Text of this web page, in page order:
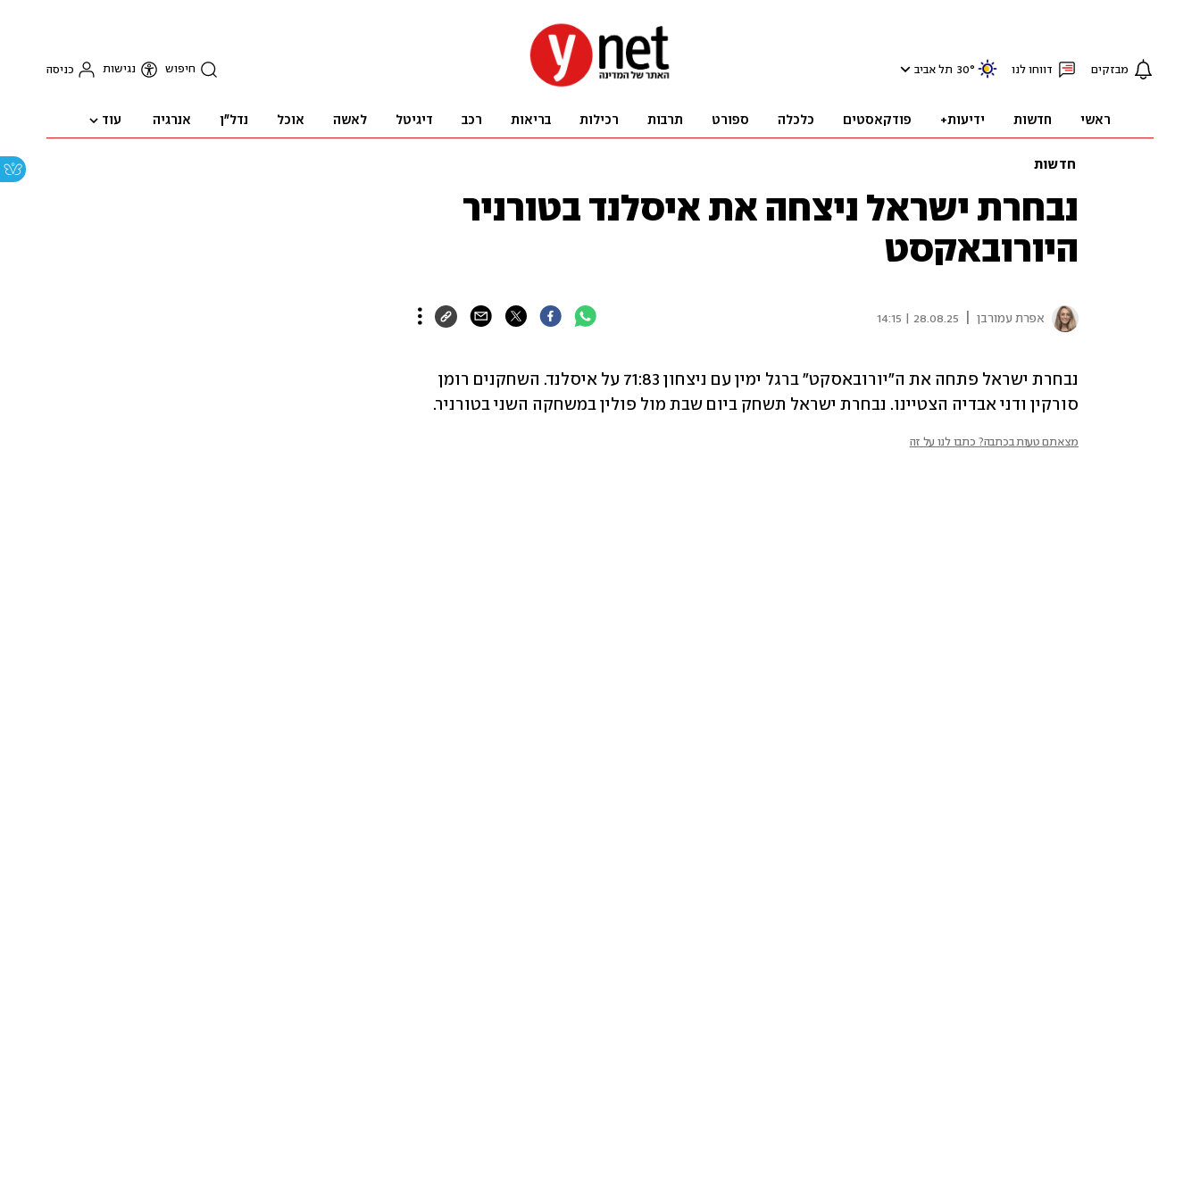
מבזקים דווחו לנו 30° תל אביב חיפוש נגישות כניסה
ראשי חדשות ידיעות+ פודקאסטים כלכלה ספורט תרבות רכילות בריאות רכב דיגיטל לאשה אוכל נדל"ן אנרגיה עוד
חדשות
נבחרת ישראל ניצחה את איסלנד בטורניר
היורובאקסט
אפרת עמורבן 28.08.25 | 14:15
סורקין ודני אבדיה הצטיינו. נבחרת ישראל תשחק ביום שבת מול פולין במשחקה השני בטורניר.
מצאתם טעות בכתבה? כתבו לנו על זה